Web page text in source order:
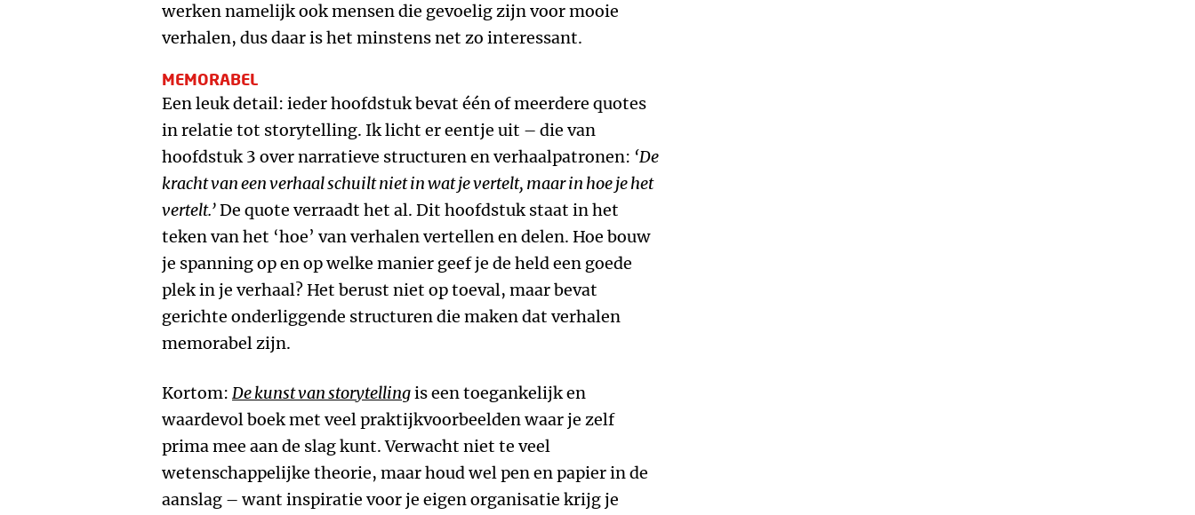
werken namelijk ook mensen die gevoelig zijn voor mooie
verhalen, dus daar is het minstens net zo interessant.
MEMORABEL
Een leuk detail: ieder hoofdstuk bevat één of meerdere quotes
in relatie tot storytelling. Ik licht er eentje uit – die van
hoofdstuk 3 over narratieve structuren en verhaalpatronen: ‘De
kracht van een verhaal schuilt niet in wat je vertelt, maar in hoe je het
vertelt.’De quote verraadt het al. Dit hoofdstuk staat in het
teken van het ‘hoe’ van verhalen vertellen en delen. Hoe bouw
je spanning op en op welke manier geef je de held een goede
plek in je verhaal? Het berust niet op toeval, maar bevat
gerichte onderliggende structuren die maken dat verhalen
memorabel zijn.
Kortom: De kunst van storytellingis een toegankelijk en
waardevol boek met veel praktijkvoorbeelden waar je zelf
prima mee aan de slag kunt. Verwacht niet te veel
wetenschappelijke theorie, maar houd wel pen en papier in de
aanslag – want inspiratie voor je eigen organisatie krijg je